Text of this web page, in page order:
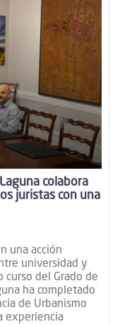
colabora
juristas con una
una acción
universidad y
del Grado de
ha completado
de Urbanismo
experiencia